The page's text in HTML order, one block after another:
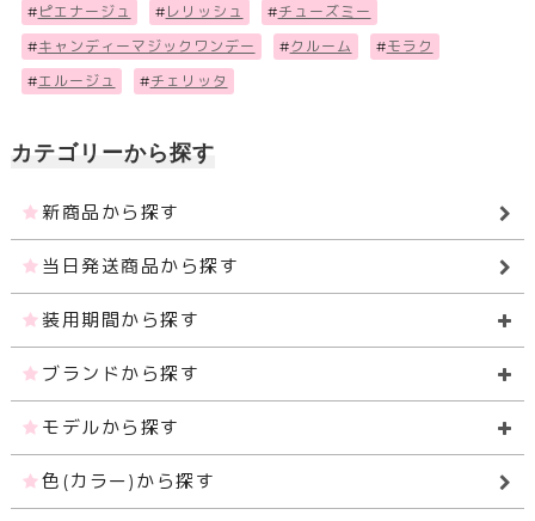
# ピエナージュ # レリッシュ #チューズミー
#キャンディーマジックワンデー #クルーム #モラク
#エルージュ #チェリッタ
カテゴリーから探す
新商品から探す
当日発送商品から探す
装用期間から探す
ブランドから探す
モデルから探す
色(カラー)から探す